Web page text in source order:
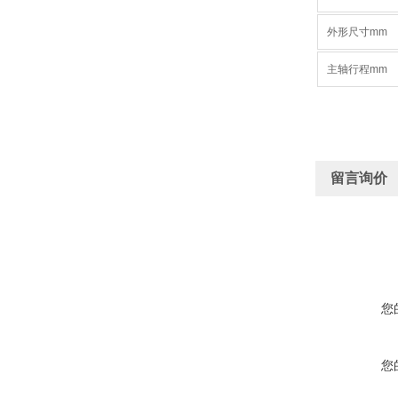
外形尺寸mm
主轴行程mm
留言询价
您
您